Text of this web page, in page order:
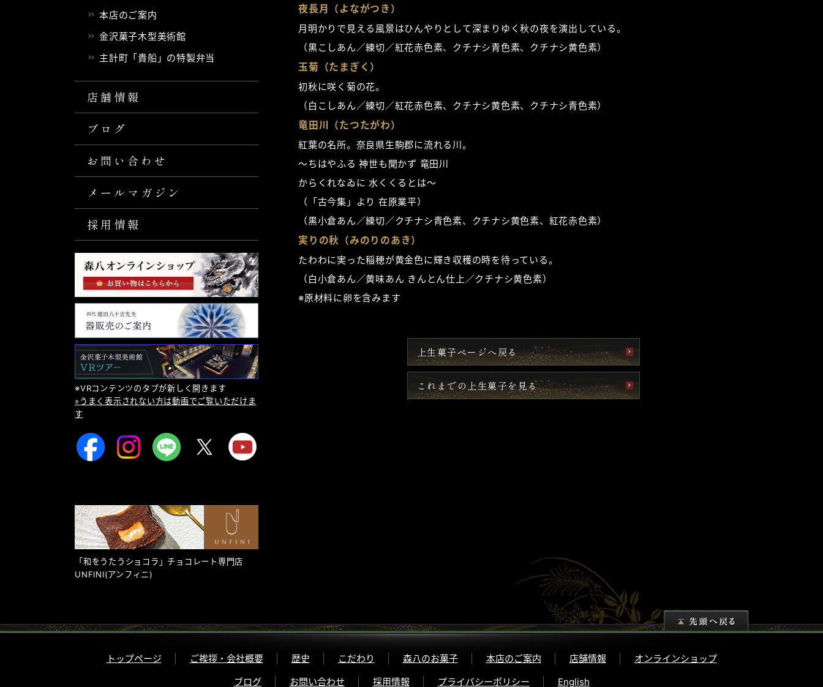
本店のご案内
金沢菓子木型美術館
主計町「貴船」の特製弁当
店舗情報
ブログ
お問い合わせ
メールマガジン
採用情報
※VRコンテンツのタブが新しく開きます
»うまく表示されない方は動画でご覧いただけま
す
「和をうたうショコラ」チョコレート専門店
UNFINI(アンフィニ)
夜長月（よながつき）
月明かりで見える風景はひんやりとして深まりゆく秋の夜を演出している。
（黒こしあん／練切／紅花赤色素、クチナシ青色素、クチナシ黄色素）
玉菊（たまぎく）
初秋に咲く菊の花。
（白こしあん／練切／紅花赤色素、クチナシ黄色素、クチナシ青色素）
竜田川（たつたがわ）
紅葉の名所。奈良県生駒郡に流れる川。
～ちはやふる 神世も聞かず 竜田川
からくれなゐに 水くくるとは～
（「古今集」より 在原業平）
（黒小倉あん／練切／クチナシ青色素、クチナシ黄色素、紅花赤色素）
実りの秋（みのりのあき）
たわわに実った稲穂が黄金色に輝き収穫の時を待っている。
（白小倉あん／黄味あん きんとん仕上／クチナシ黄色素）
※原材料に卵を含みます
上生菓子ページへ戻る
これまでの上生菓子を見る
トップページ ご挨拶・会社概要 歴史 こだわり 森八のお菓子 本店のご案内 店舗情報
オンラインショップ
ブログ
お問い合わせ 採用情報 プライバシーポリシー English